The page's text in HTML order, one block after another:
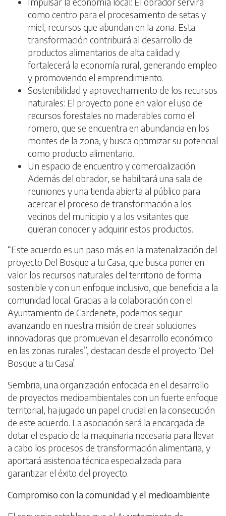
como centro para el procesamiento de setas y
miel, recursos que abundan en la zona. Esta
transformación contribuirá al desarrollo de
productos alimentarios de alta calidad y
fortalecerá la economía rural, generando empleo
y promoviendo el emprendimiento.
Sostenibilidad y aprovechamiento de los recursos
naturales: El proyecto pone en valor el uso de
recursos forestales no maderables como el
romero, que se encuentra en abundancia en los
montes de la zona, y busca optimizar su potencial
como producto alimentario.
Un espacio de encuentro y comercialización:
Además del obrador, se habilitará una sala de
reuniones y una tienda abierta al público para
acercar el proceso de transformación a los
vecinos del municipio y a los visitantes que
quieran conocer y adquirir estos productos.
“Este acuerdo es un paso más en la materialización del
proyecto Del Bosque a tu Casa, que busca poner en
valor los recursos naturales del territorio de forma
sostenible y con un enfoque inclusivo, que beneficia a la
comunidad local. Gracias a la colaboración con el
Ayuntamiento de Cardenete, podemos seguir
avanzando en nuestra misión de crear soluciones
innovadoras que promuevan el desarrollo económico
en las zonas rurales”, destacan desde el proyecto ‘Del
Bosque a tu Casa’.
Sembria, una organización enfocada en el desarrollo
de proyectos medioambientales con un fuerte enfoque
territorial, ha jugado un papel crucial en la consecución
de este acuerdo. La asociación será la encargada de
dotar el espacio de la maquinaria necesaria para llevar
a cabo los procesos de transformación alimentaria, y
aportará asistencia técnica especializada para
garantizar el éxito del proyecto.
Compromiso con la comunidad y el medioambiente